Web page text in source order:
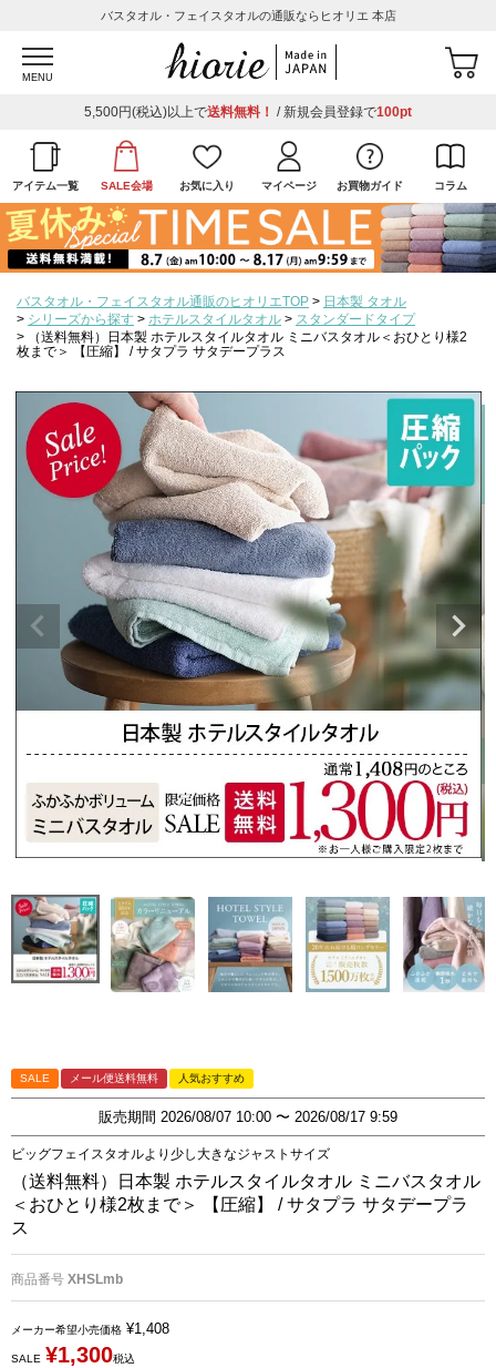
バスタオル・フェイスタオルの通販ならヒオリエ 本店
MENU
5,500円(税込)以上で送料無料！ / 新規会員登録で100pt
アイテム一覧 SALE会場 お気に入り マイページ お買物ガイド コラム
バスタオル・フェイスタオル通販のヒオリエTOP
日本製 タオル
シリーズから探す
ホテルスタイルタオル
スタンダードタイプ
（送料無料）日本製 ホテルスタイルタオル ミニバスタオル＜おひとり様2
枚まで＞ 【圧縮】 / サタプラ サタデープラス
SALE メール便送料無料 人気おすすめ
販売期間 2026/08/07 10:00 〜 2026/08/17 9:59
ビッグフェイスタオルより少し大きなジャストサイズ
（送料無料）日本製 ホテルスタイルタオル ミニバスタオル
＜おひとり様2枚まで＞ 【圧縮】 / サタプラ サタデープラ
ス
商品番号 XHSLmb
メーカー希望小売価格 ¥1,408
SALE ¥1,300税込